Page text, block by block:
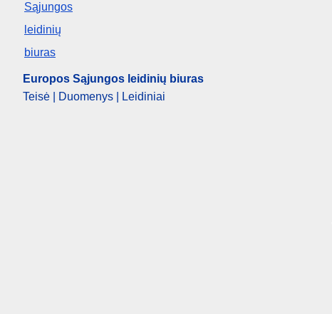
Europos Sąjungos leidinių biuras
Teisė | Duomenys | Leidiniai